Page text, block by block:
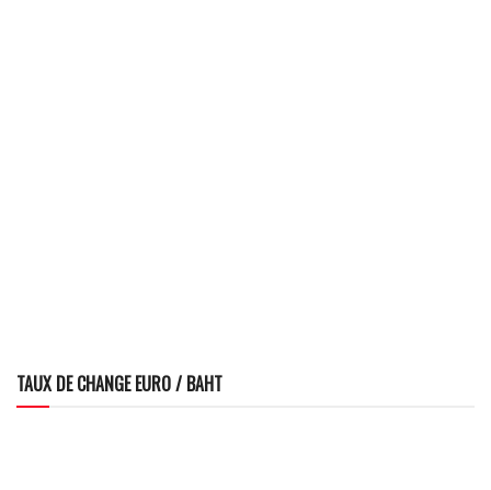
TAUX DE CHANGE EURO / BAHT